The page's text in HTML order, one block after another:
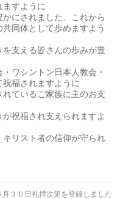
すように
にされました、これから
同体として歩めますよう
支える皆さんの歩みが豊
ワシントン日本人教会・
福されますように
ているご家族に主のお支
祝福され支えられますよ
リスト者の信仰が守られ
月３０日礼拝次第を登録しました